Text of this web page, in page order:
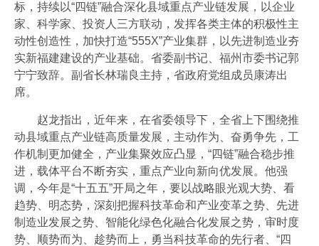
标，持续以“四链”融合深化县域重点产业链发展，以企业
家、科学家、投资人三方联动，发挥各类主体的积极性主
动性创造性，加快打造“555X”产业集群，以先进制造业夯
实新福建建设的产业基础。省委副书记、福州市委书记郭
宁宁致辞。副省长林瑞良主持，省政府党组成员康涛出
席。
赵龙指出，近年来，在省委领导下，全省上下围绕推
动县域重点产业链高质量发展，主动作为、奋勇争先，工
作机制更加健全，产业集聚效应凸显，“四链”融合稳步推
进，载体平台不断夯实，重点产业向新向优发展。他强
调，今年是“十五五”开局之年，要以战略眼光观大势、看
趋势、明态势，深刻把握科技革命和产业变革之势、先进
制造业发展之势、智能化绿色化融合化发展之势，审时度
势、顺势而为、趁势而上，勇当科技革命的先行者、“四